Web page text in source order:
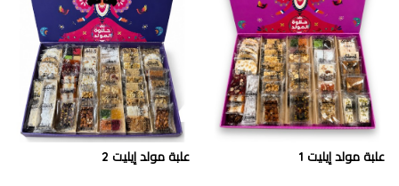
علبة مولد إيليت 1 علبة مولد إيليت 2